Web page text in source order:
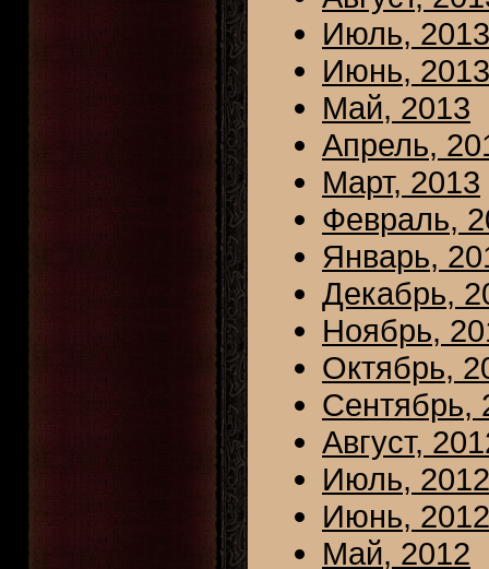
Июль, 2013
Июнь, 2013
Май, 2013
Апрель,
Март, 2013
Февраль,
Январь,
Декабрь,
Ноябрь,
Октябрь,
Сентябрь,
Август,
Июль, 2012
Июнь, 2012
Май, 2012